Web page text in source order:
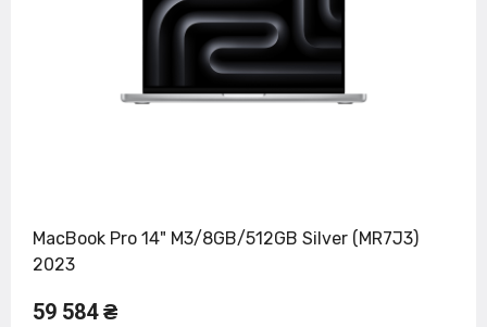
MacBook Pro 14" M3/8GB/512GB Silver (MR7J3)
2023
59 584 ₴